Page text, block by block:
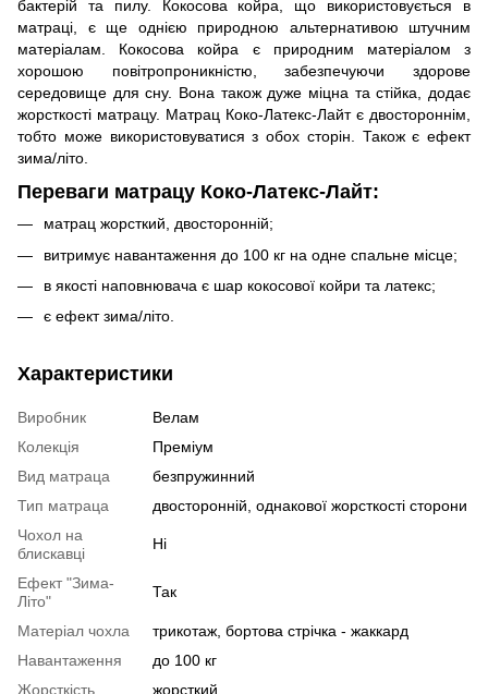
бактерій та пилу. Кокосова койра, що використовується в
матраці, є ще однією природною альтернативою штучним
матеріалам. Кокосова койра є природним матеріалом з
хорошою повітропроникністю, забезпечуючи здорове
середовище для сну. Вона також дуже міцна та стійка, додає
жорсткості матрацу. Матрац Коко-Латекс-Лайт є двостороннім,
тобто може використовуватися з обох сторін. Також є ефект
зима/літо.
Переваги матрацу Коко-Латекс-Лайт:
матрац жорсткий, двосторонній;
витримує навантаження до 100 кг на одне спальне місце;
в якості наповнювача є шар кокосової койри та латекс;
є ефект зима/літо.
Характеристики
Виробник
Велам
Колекція
Преміум
Вид матраца
безпружинний
Тип матраца
двосторонній, однакової жорсткості сторони
Чохол на
блискавці
Ні
Ефект "Зима-
Літо"
Так
Матеріал чохла
трикотаж, бортова стрічка - жаккард
Навантаження
до 100 кг
Жорсткість
жорсткий